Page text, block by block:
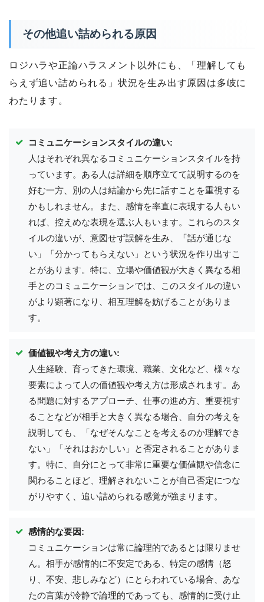
その他追い詰められる原因
ロジハラや正論ハラスメント以外にも、「理解しても
らえず追い詰められる」状況を生み出す原因は多岐に
わたります。
コミュニケーションスタイルの違い:
人はそれぞれ異なるコミュニケーションスタイルを持
っています。ある人は詳細を順序立てて説明するのを
好む一方、別の人は結論から先に話すことを重視する
かもしれません。また、感情を率直に表現する人もい
れば、控えめな表現を選ぶ人もいます。これらのスタ
イルの違いが、意図せず誤解を生み、「話が通じな
い」「分かってもらえない」という状況を作り出すこ
とがあります。特に、立場や価値観が大きく異なる相
手とのコミュニケーションでは、このスタイルの違い
がより顕著になり、相互理解を妨げることがありま
す。
価値観や考え方の違い:
人生経験、育ってきた環境、職業、文化など、様々な
要素によって人の価値観や考え方は形成されます。あ
る問題に対するアプローチ、仕事の進め方、重要視す
ることなどが相手と大きく異なる場合、自分の考えを
説明しても、「なぜそんなことを考えるのか理解でき
ない」「それはおかしい」と否定されることがありま
す。特に、自分にとって非常に重要な価値観や信念に
関わることほど、理解されないことが自己否定につな
がりやすく、追い詰められる感覚が強まります。
感情的な要因:
コミュニケーションは常に論理的であるとは限りませ
ん。相手が感情的に不安定である、特定の感情（怒
り、不安、悲しみなど）にとらわれている場合、あな
たの言葉が冷静で論理的であっても、感情的に受け止